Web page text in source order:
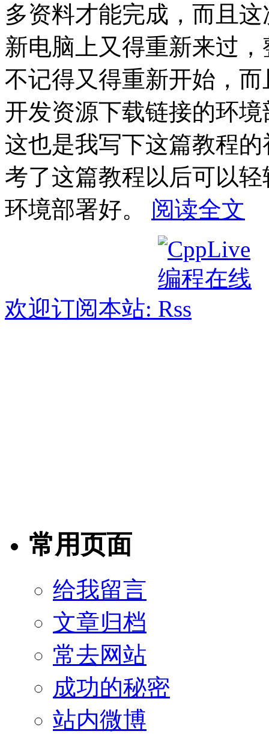
多资料才能完成，而且
新电脑上又得重新来过
不记得又得重新开始，
开发资源下载链接的环
这也是我写下这篇教程
考了这篇教程以后可以
环境部署好。 阅读全文
欢迎订阅本站:
常用页面
给我留言
文章归档
常去网站
成功的秘密
站内微博